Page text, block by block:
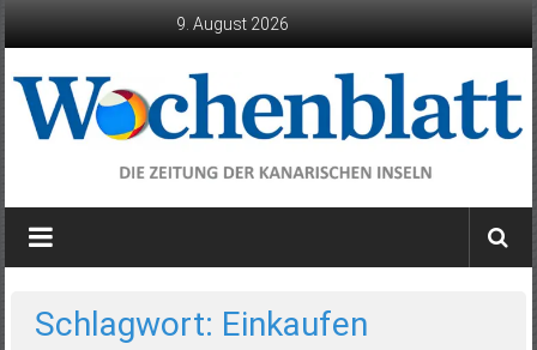
9. August 2026
Wochenblatt
die
Kanarischen
Schlagwort: Einkaufen